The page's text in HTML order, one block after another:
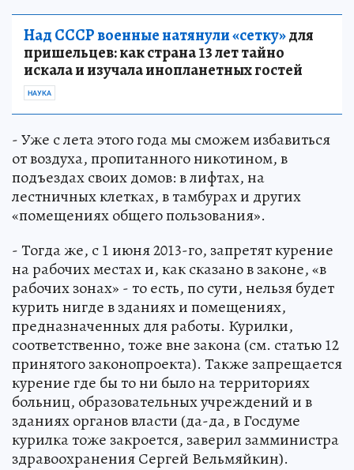
Над СССР военные натянули «сетку»для
пришельцев: как страна 13 лет тайно
искала и изучала инопланетных гостей
НАУКА
- Уже с лета этого года мы сможем избавиться
от воздуха, пропитанного никотином, в
подъездах своих домов: в лифтах, на
лестничных клетках, в тамбурах и других
«помещениях общего пользования».
- Тогда же, с 1 июня 2013-го, запретят курение
на рабочих местах и, как сказано в законе, «в
рабочих зонах» - то есть, по сути, нельзя будет
курить нигде в зданиях и помещениях,
предназначенных для работы. Курилки,
соответственно, тоже вне закона (см. статью 12
принятого законопроекта). Также запрещается
курение где бы то ни было на территориях
больниц, образовательных учреждений и в
зданиях органов власти (да-да, в Госдуме
курилка тоже закроется, заверил замминистра
здравоохранения Сергей Вельмяйкин).